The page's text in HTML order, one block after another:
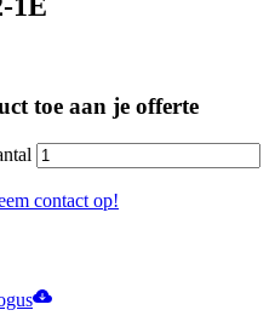
toe aan je offerte
contact op!